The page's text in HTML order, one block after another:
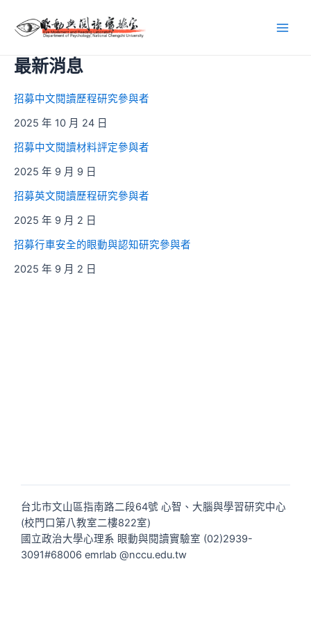
最新消息
招募中文閱讀歷程研究參與者
2025 年 10 月 24 日
招募中文閱讀材料評定參與者
2025 年 9 月 9 日
招募英文閱讀歷程研究參與者
2025 年 9 月 2 日
招募行車安全的眼動與認知研究參與者
2025 年 9 月 2 日
台北市文山區指南路二段64號 心智、大腦與學習研究中心
(校門口第八教室二樓822室)
國立政治大學心理系 眼動與閱讀實驗室 (02)2939-
3091#68006 emrlab @nccu.edu.tw